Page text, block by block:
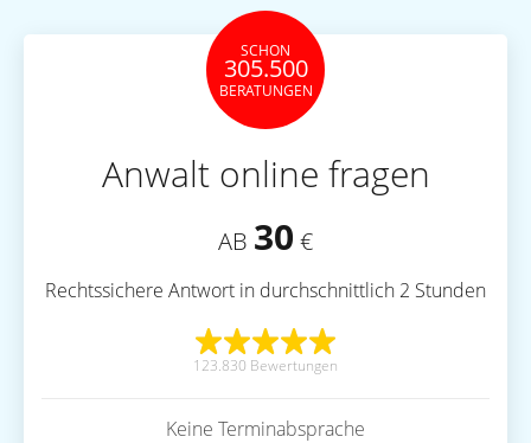
SCHON
305.500
BERATUNGEN
Anwalt online fragen
AB 30 €
Rechtssichere Antwort in durchschnittlich 2 Stunden
123.830 Bewertungen
Keine Terminabsprache